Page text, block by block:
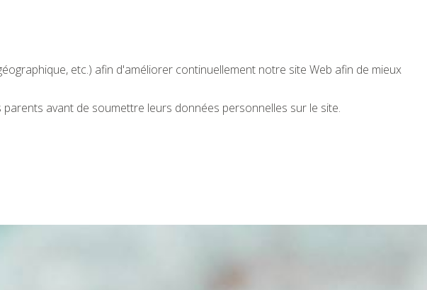
etc.) afin d'améliorer continuellement notre site Web afin de mieux
avant de soumettre leurs données personnelles sur le site.